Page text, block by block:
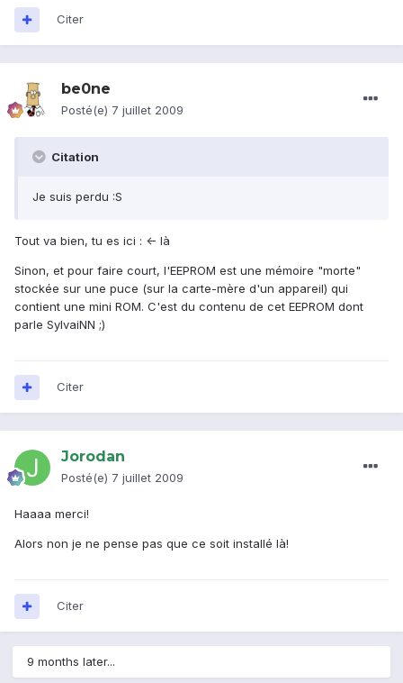
Citer
be0ne
Posté(e) 7 juillet 2009
Citation
Je suis perdu :S
Tout va bien, tu es ici : <- là
Sinon, et pour faire court, l'EEPROM est une mémoire "morte"
stockée sur une puce (sur la carte-mère d'un appareil) qui
contient une mini ROM. C'est du contenu de cet EEPROM dont
parle SylvaiNN ;)
Citer
Jorodan
Posté(e) 7 juillet 2009
Haaaa merci!
Alors non je ne pense pas que ce soit installé là!
Citer
9 months later...